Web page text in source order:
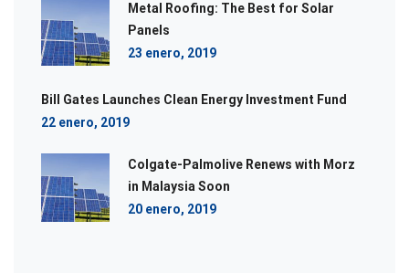
Metal Roofing: The Best for Solar
Panels
23 enero, 2019
Bill Gates Launches Clean Energy Investment Fund
22 enero, 2019
Colgate-Palmolive Renews with Morz
in Malaysia Soon
20 enero, 2019